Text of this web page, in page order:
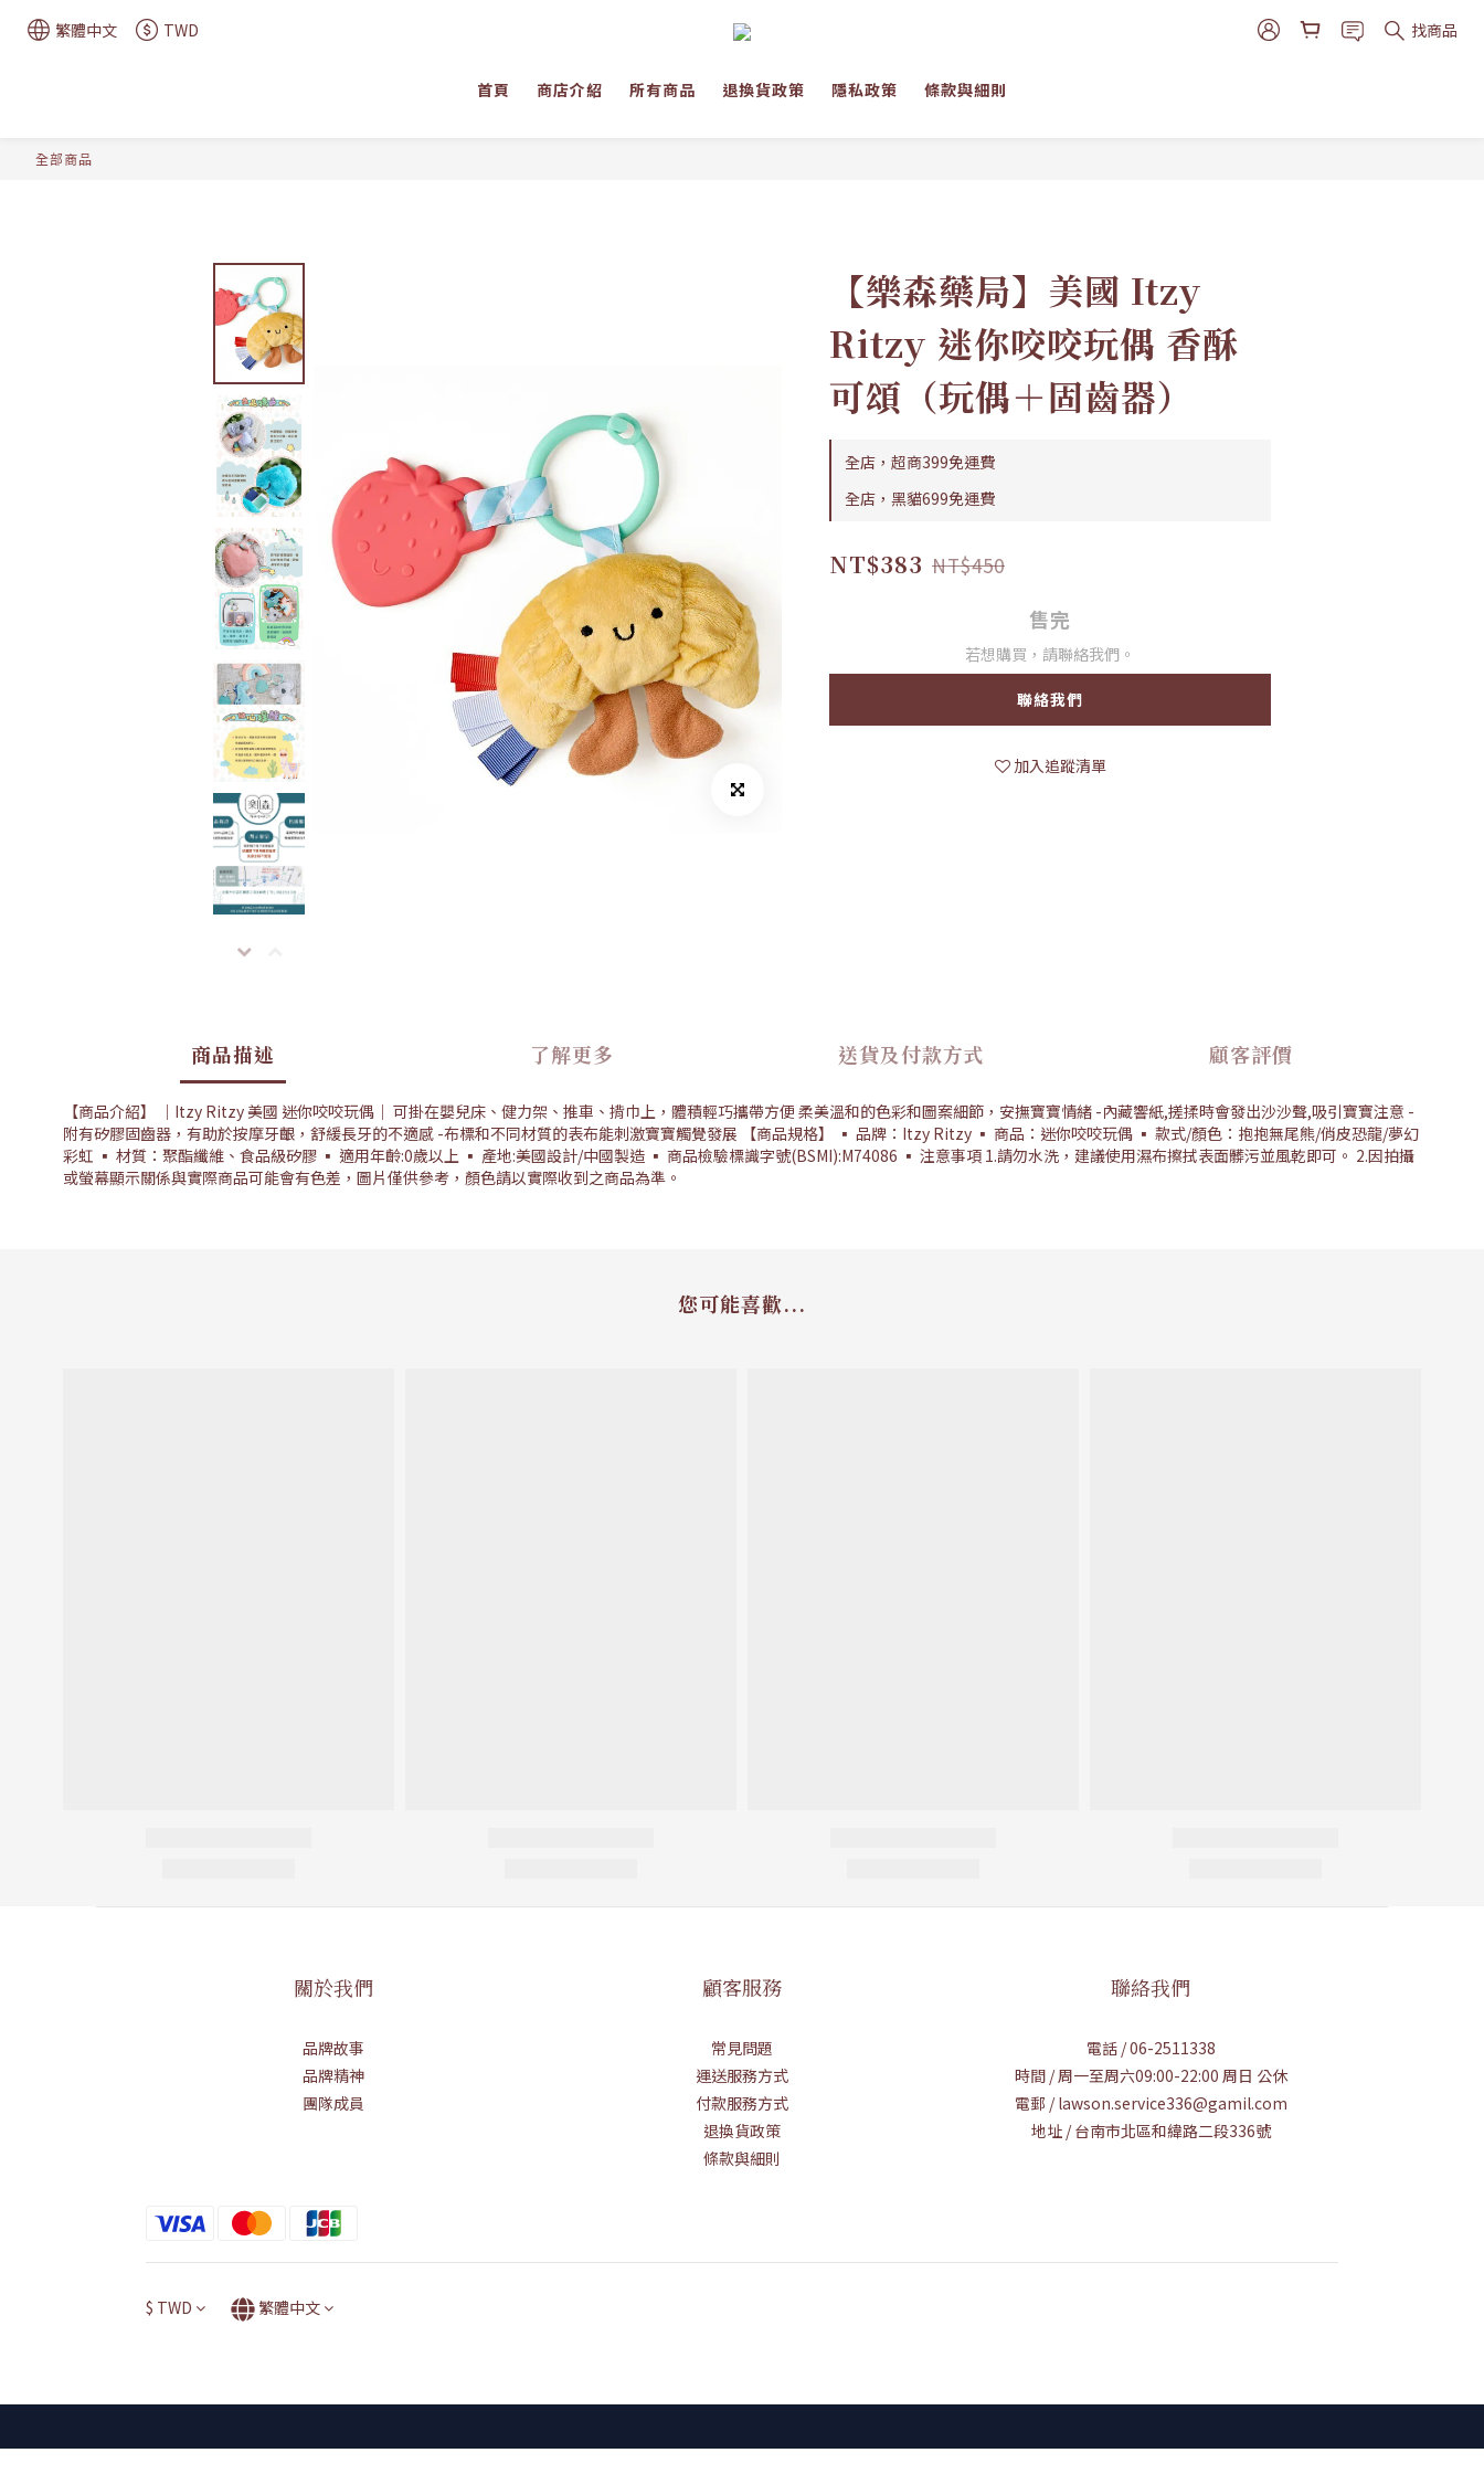
繁體中文 TWD 找商品
首頁 商店介紹 所有商品 退換貨政策 隱私政策 條款與細則
全部商品
【樂森藥局】美國 Itzy
Ritzy 迷你咬咬玩偶 香酥
可頌（玩偶＋固齒器）
全店，超商399免運費
全店，黑貓699免運費
NT$383 NT$450
售完
若想購買，請聯絡我們。
聯絡我們
加入追蹤清單
商品描述 了解更多 送貨及付款方式 顧客評價
【商品介紹】 ｜Itzy Ritzy 美國 迷你咬咬玩偶｜ 可掛在嬰兒床、健力架、推車、揹巾上，體積輕巧攜帶方便 柔美溫和的色彩和圖案細節，安撫寶寶情緒 -內藏響紙,搓揉時會發出沙沙聲,吸引寶寶注意 -
附有矽膠固齒器，有助於按摩牙齦，舒緩長牙的不適感 -布標和不同材質的表布能刺激寶寶觸覺發展 【商品規格】 ▪ 品牌：Itzy Ritzy ▪ 商品：迷你咬咬玩偶 ▪ 款式/顏色：抱抱無尾熊/俏皮恐龍/夢幻
彩虹 ▪ 材質：聚酯纖維、食品級矽膠 ▪ 適用年齡:0歲以上 ▪ 產地:美國設計/中國製造 ▪ 商品檢驗標識字號(BSMI):M74086 ▪ 注意事項 1.請勿水洗，建議使用濕布擦拭表面髒污並風乾即可。 2.因拍攝
或螢幕顯示關係與實際商品可能會有色差，圖片僅供參考，顏色請以實際收到之商品為準。
您可能喜歡...
關於我們
品牌故事
品牌精神
團隊成員
顧客服務
常見問題
運送服務方式
付款服務方式
退換貨政策
條款與細則
聯絡我們
電話 / 06-2511338
時間 / 周一至周六09:00-22:00 周日 公休
電郵 / lawson.service336@gamil.com
地址 / 台南市北區和緯路二段336號
$ TWD 繁體中文